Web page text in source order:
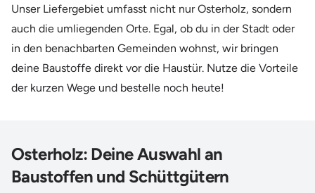
Unser Liefergebiet umfasst nicht nur Osterholz, sondern
auch die umliegenden Orte. Egal, ob du in der Stadt oder
in den benachbarten Gemeinden wohnst, wir bringen
deine Baustoffe direkt vor die Haustür. Nutze die Vorteile
der kurzen Wege und bestelle noch heute!
Osterholz: Deine Auswahl an
Baustoffen und Schüttgütern